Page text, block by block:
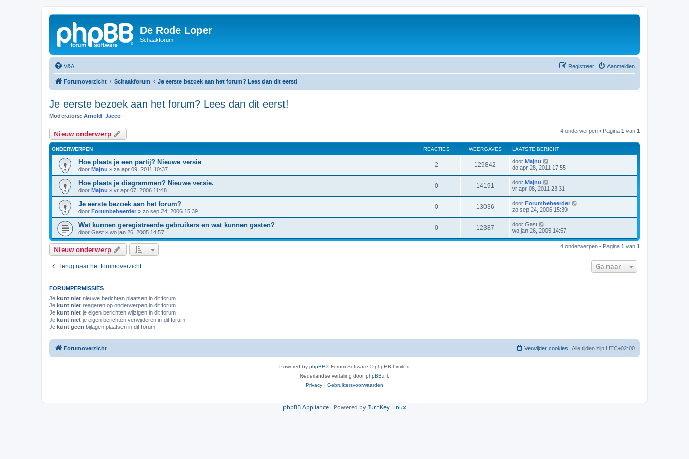
De Rode Loper
Schaakforum.
V&A Aanmelden
Registreer
Forumoverzicht Schaakforum Je eerste bezoek aan het forum? Lees dan dit eerst!
Je eerste bezoek aan het forum? Lees dan dit eerst!
Moderators: Arnold Jacco
Nieuw onderwerp 4 onderwerpen • Pagina 1 van 1
ONDERWERPEN REACTIES WEERGAVES LAATSTE BERICHT
Hoe plaats je een partij? Nieuwe versie
door Majnu » za apr 09, 2011 10:37
2 129842 door Majnu
do apr 28, 2011 17:55
Hoe plaats je diagrammen? Nieuwe versie.
door Majnu » vr apr 07, 2006 11:48
0 14191 door Majnu
vr apr 08, 2011 23:31
Je eerste bezoek aan het forum?
door Forumbeheerder » zo sep 24, 2006 15:39
0 13036 door Forumbeheerder
zo sep 24, 2006 15:39
Wat kunnen geregistreerde gebruikers en wat kunnen gasten?
door Gast » wo jan 26, 2005 14:57
0 12387 door Gast
wo jan 26, 2005 14:57
Nieuw onderwerp 4 onderwerpen • Pagina 1 van 1
Terug naar het forumoverzicht Ga naar
FORUMPERMISSIES
Je kunt niet nieuwe berichten plaatsen in dit forum
Je kunt niet reageren op onderwerpen in dit forum
Je kunt niet je eigen berichten wijzigen in dit forum
Je kunt niet je eigen berichten verwijderen in dit forum
Je kunt geen bijlagen plaatsen in dit forum
Forumoverzicht Alle tijden zijn UTC+02:00
Verwijder cookies
Powered by phpBB® Forum Software © phpBB Limited
Nederlandse vertaling doorphpBB.nl
Privacy | Gebruikersvoorwaarden
phpBB Appliance - Powered by TurnKey Linux